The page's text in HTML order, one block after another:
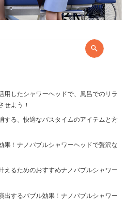
用したシャワーヘッドで、風呂でのリラ
せよう！
する、快適なバスタイムのアイテムと方
果！ナノバブルシャワーヘッドで贅沢な
えるためのおすすめナノバブルシャワー
出するバブル効果！ナノバブルシャワー